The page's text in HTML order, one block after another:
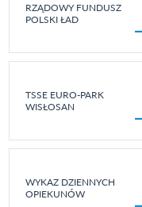
RZĄDOWY FUNDUSZ
POLSKI ŁAD
TSSE EURO-PARK
WISŁOSAN
WYKAZ DZIENNYCH
OPIEKUNÓW